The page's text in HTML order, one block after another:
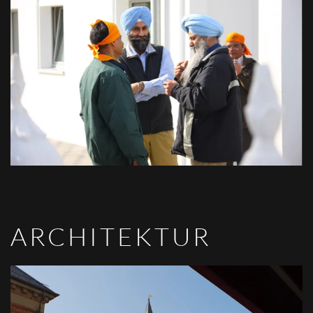
VIEW
ARCHITEKTUR